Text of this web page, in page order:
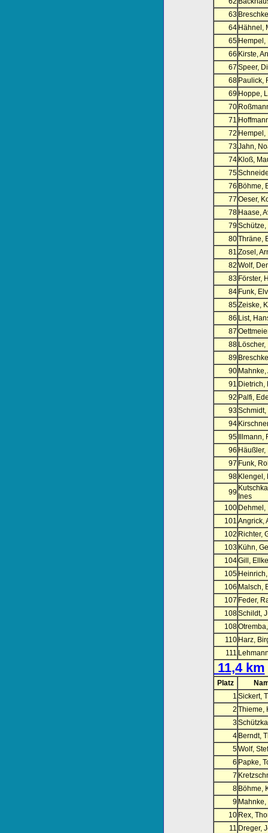
63
64 Hähnel,
65 Hempel,
66 Kirste,
67 Speer,
68 Paulick,
69 Hoppe,
70
71
72 Hempel,
73Jahn,
74 Kloß,
75
76 Böhme,
77 Oeser,
78 Haase,
79
80Thräne,
81 Zosel,
82 Wolf,
83 Förster,
84 Funk,
85Zeiske,
86 List,
87
88
89
90 Mahnke,
91 Dietrich,
92 Palfi,
93
94
95
Illmann,
96 Häußler,
97 Funk,
98 Klengel,
99 Ines
100 Dehmel,
101 Angrick,
102 Richter,
103 Kühn,
104Gill, Ellke
105
106 Malsch,
107 Feder,
108Schildt,
108
110 Harz,
111
11,4 km
Platz
1 Sickert,
2 Thieme,
3
4 Berndt,
5Wolf,
6 Papke,
7
8 Böhme,
9 Mahnke,
10 Rex,
11 Dreger,